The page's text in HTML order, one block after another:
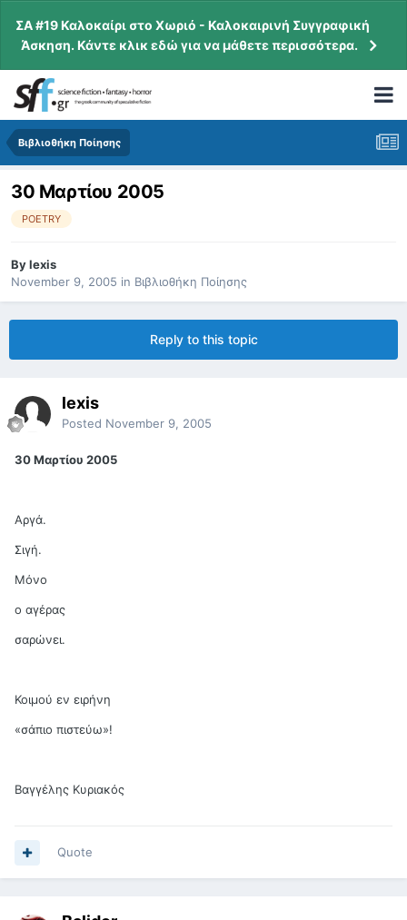
ΣΑ #19 Καλοκαίρι στο Χωριό - Καλοκαιρινή Συγγραφική
Άσκηση. Κάντε κλικ εδώ για να μάθετε περισσότερα.
Βιβλιοθήκη Ποίησης
30 Μαρτίου 2005
POETRY
Bylexis
November 9, 2005 in Βιβλιοθήκη Ποίησης
Reply to this topic
lexis
Posted November 9, 2005
30 Μαρτίου 2005
Αργά.
Σιγή.
Μόνο
ο αγέρας
σαρώνει.
Κοιμού εν ειρήνη
«σάπιο πιστεύω»!
Βαγγέλης Κυριακός
Quote